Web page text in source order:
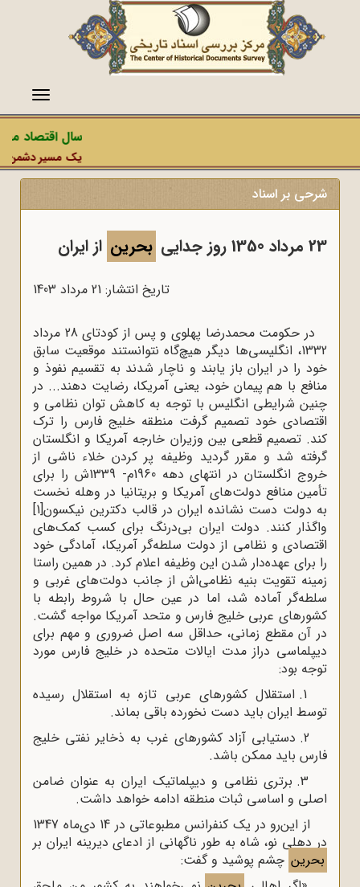
منو
سال اقتصاد
یک مسیر دشمن،
شرحی بر اسناد
23 مرداد 1350 روز جدایی بحرین از ایران
تاریخ انتشار: 21 مرداد 1403
در حکومت محمدرضا پهلوی و پس از کودتای 28 مرداد
1332، انگلیسی‌ها دیگر هیچ‌گاه نتوانستند موقعیت سابق
خود را در ایران باز یابند و ناچار شدند به تقسیم نفوذ و
منافع با هم‌ پیمان خود، یعنی آمریکا، رضایت دهند... در
چنین شرایطی انگلیس با توجه به کاهش توان نظامی و
اقتصادی خود تصمیم گرفت منطقه خلیج فارس را ترک
کند. تصمیم قطعی بین وزیران خارجه آمریکا و انگلستان
گرفته شد و مقرر گردید وظیفه پر کردن خلاء ناشی از
خروج انگلستان در انتهای دهه 1960م- 1339ش را برای
تأمین منافع دولت‌های آمریکا و بریتانیا در وهله نخست
به دولت دست‌ نشانده ایران در قالب دکترین نیکسون[1]
واگذار کنند. دولت ایران بی‌درنگ برای کسب کمک‌های
اقتصادی و نظامی از دولت سلطه‌گر آمریکا، آمادگی خود
را برای عهده‌دار شدن این وظیفه اعلام کرد. در همین راستا
زمینه تقویت بنیه نظامی‌اش از جانب دولت‌های غربی و
سلطه‌گر آماده شد، اما در عین حال با شروط رابطه با
کشورهای عربی خلیج فارس و متحد آمریکا مواجه گشت.
در آن مقطع زمانی، حداقل سه اصل ضروری و مهم برای
دیپلماسی دراز مدت ایالات متحده در خلیج فارس مورد
توجه بود:
1. استقلال کشورهای عربی تازه به استقلال رسیده
توسط ایران باید دست نخورده باقی بماند.
2. دستیابی آزاد کشورهای غرب به ذخایر نفتی خلیج
فارس باید ممکن باشد.
3. برتری نظامی و دیپلماتیک ایران به عنوان ضامن
اصلی و اساسی ثبات منطقه ادامه خواهد داشت.
از این‌رو در یک کنفرانس مطبوعاتی در 14 دی‌ماه 1347
در دهلی نو، شاه به طور ناگهانی از ادعای دیرینه ایران بر
بحرین چشم پوشید و گفت: